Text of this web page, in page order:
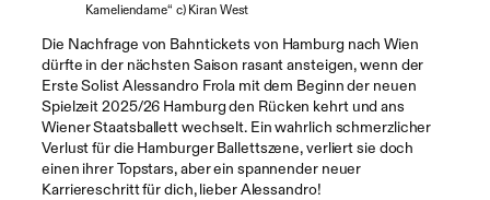
Kameliendame“ c) Kiran West
Die Nachfrage von Bahntickets von Hamburg nach Wien
dürfte in der nächsten Saison rasant ansteigen, wenn der
Erste Solist Alessandro Frola mit dem Beginn der neuen
Spielzeit 2025/26 Hamburg den Rücken kehrt und ans
Wiener Staatsballett wechselt. Ein wahrlich schmerzlicher
Verlust für die Hamburger Ballettszene, verliert sie doch
einen ihrer Topstars, aber ein spannender neuer
Karriereschritt für dich, lieber Alessandro!